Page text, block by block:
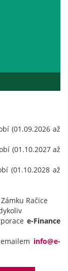
(01.09.2026 až
(01.10.2027 až
(01.10.2028 až
Račice
e-Finance
info@e-